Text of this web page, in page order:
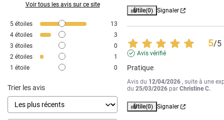
Voir tous les avis sur ce site
5 étoiles
13
4 étoiles
3
3 étoiles
0
2 étoiles
1
1 étoile 0
Trier les avis
Utile(0) Signaler
5/5
Avis vérifié
Pratique
Avis du 12/04/2026 , suite à une
du25/03/2026 parChristine C.
Utile(0) Signaler